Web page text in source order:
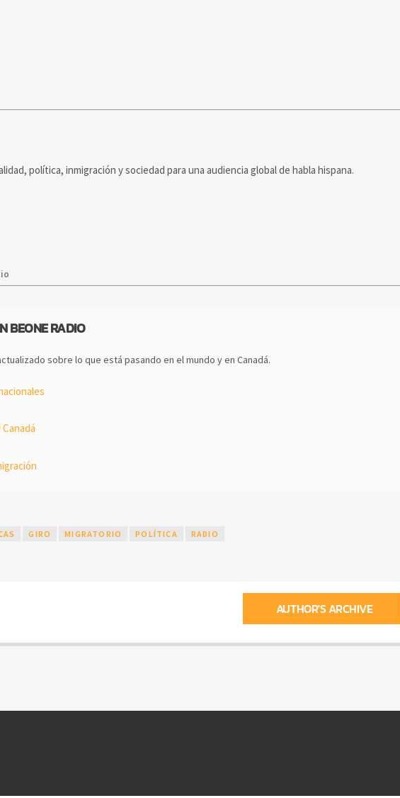
política, inmigración y sociedad para una audiencia global de habla hispana.
BEONE RADIO
sobre lo que está pasando en el mundo y en Canadá.
GIRO MIGRATORIO POLÍTICA RADIO
AUTHOR'S ARCHIVE